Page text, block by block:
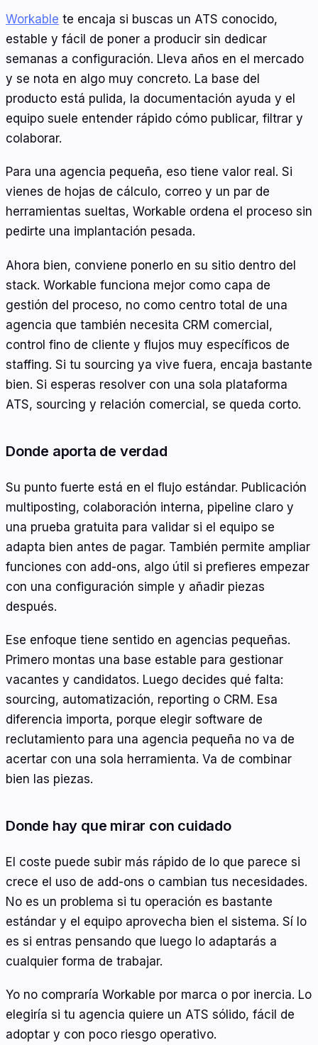
Workable te encaja si buscas un ATS conocido,
estable y fácil de poner a producir sin dedicar
semanas a configuración. Lleva años en el mercado
y se nota en algo muy concreto. La base del
producto está pulida, la documentación ayuda y el
equipo suele entender rápido cómo publicar, filtrar y
colaborar.
Para una agencia pequeña, eso tiene valor real. Si
vienes de hojas de cálculo, correo y un par de
herramientas sueltas, Workable ordena el proceso sin
pedirte una implantación pesada.
Ahora bien, conviene ponerlo en su sitio dentro del
stack. Workable funciona mejor como capa de
gestión del proceso, no como centro total de una
agencia que también necesita CRM comercial,
control fino de cliente y flujos muy específicos de
staffing. Si tu sourcing ya vive fuera, encaja bastante
bien. Si esperas resolver con una sola plataforma
ATS, sourcing y relación comercial, se queda corto.
Donde aporta de verdad
Su punto fuerte está en el flujo estándar. Publicación
multiposting, colaboración interna, pipeline claro y
una prueba gratuita para validar si el equipo se
adapta bien antes de pagar. También permite ampliar
funciones con add-ons, algo útil si prefieres empezar
con una configuración simple y añadir piezas
después.
Ese enfoque tiene sentido en agencias pequeñas.
Primero montas una base estable para gestionar
vacantes y candidatos. Luego decides qué falta:
sourcing, automatización, reporting o CRM. Esa
diferencia importa, porque elegir software de
reclutamiento para una agencia pequeña no va de
acertar con una sola herramienta. Va de combinar
bien las piezas.
Donde hay que mirar con cuidado
El coste puede subir más rápido de lo que parece si
crece el uso de add-ons o cambian tus necesidades.
No es un problema si tu operación es bastante
estándar y el equipo aprovecha bien el sistema. Sí lo
es si entras pensando que luego lo adaptarás a
cualquier forma de trabajar.
Yo no compraría Workable por marca o por inercia. Lo
elegiría si tu agencia quiere un ATS sólido, fácil de
adoptar y con poco riesgo operativo.